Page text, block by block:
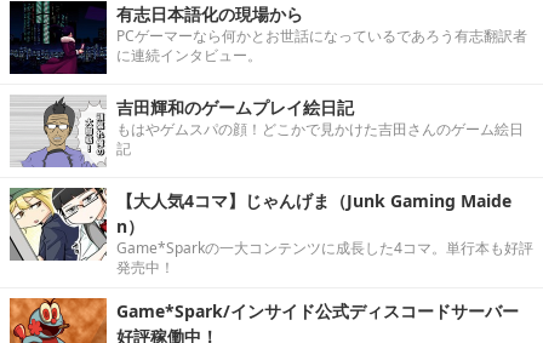
有志日本語化の現場から
PCゲーマーなら何かとお世話になっているであろう有志翻訳者
に連続インタビュー。
吉田輝和のゲームプレイ絵日記
もはやゲムスパの顔！どこかで見かけた吉田さんのゲーム絵日
記
【大人気4コマ】じゃんげま（Junk Gaming Maide
n）
Game*Sparkの一大コンテンツに成長した4コマ。単行本も好評
発売中！
Game*Spark/インサイド公式ディスコードサーバー
好評稼働中！